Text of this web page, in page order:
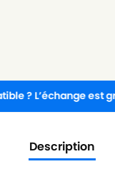
est gratuit !
Description